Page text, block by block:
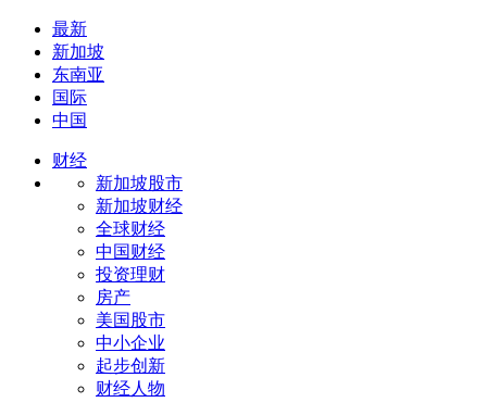
最新
新加坡
东南亚
国际
中国
财经
新加坡股市
新加坡财经
全球财经
中国财经
投资理财
房产
美国股市
中小企业
起步创新
财经人物